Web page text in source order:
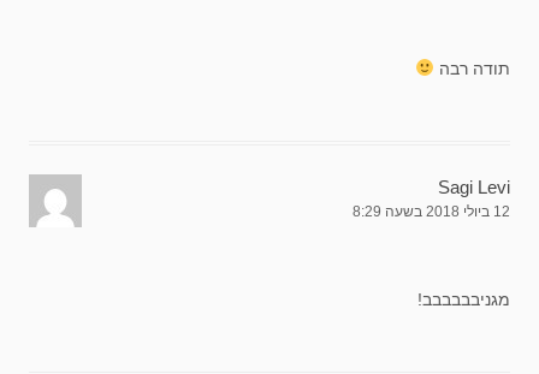
תודה רבה
Sagi Levi
12 ביולי 2018 בשעה 8:29
מגניבבבבבב!